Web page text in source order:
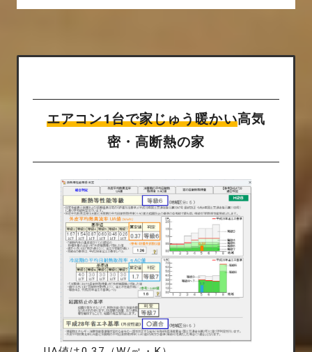
エアコン1台で家じゅう暖かい高気
密・高断熱の家